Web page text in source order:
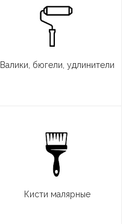
Валики, бюгели, удлинители
Кисти малярные